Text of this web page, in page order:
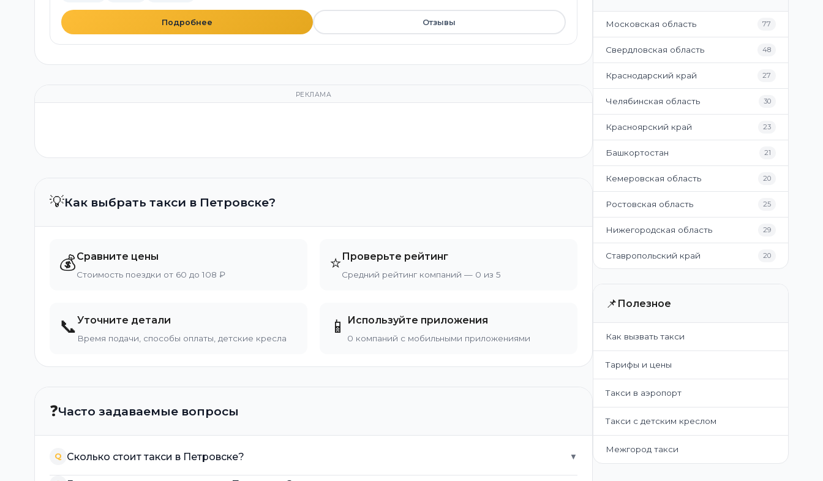
Подробнее Отзывы
РЕКЛАМА
💡Как выбрать такси в Петровске?
💰Сравните цены
Стоимость поездки от 60 до 108 ₽
⭐Проверьте рейтинг
Средний рейтинг компаний — 0 из 5
📞Уточните детали
Время подачи, способы оплаты, детские кресла
📱 Используйте приложения
0 компаний с мобильными приложениями
❓Часто задаваемые вопросы
Q Сколько стоит такси в Петровске? ▼
Московская область 77
Свердловская область 48
Краснодарский край 27
Челябинская область 30
Красноярский край 23
Башкортостан 21
Кемеровская область 20
Ростовская область 25
Нижегородская область 29
Ставропольский край 20
📌 Полезное
Как вызвать такси
Тарифы и цены
Такси в аэропорт
Такси с детским креслом
Межгород такси